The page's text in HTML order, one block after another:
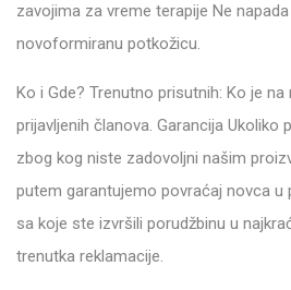
zavojima za vreme terapije Ne
novoformiranu potkožicu.
Ko i Gde? Trenutno prisutnih: Ko je
prijavljenih članova. Garancija Ukoliko
zbog kog niste zadovoljni našim
putem garantujemo povraćaj novca u
sa koje ste izvršili porudžbinu u
trenutka reklamacije.